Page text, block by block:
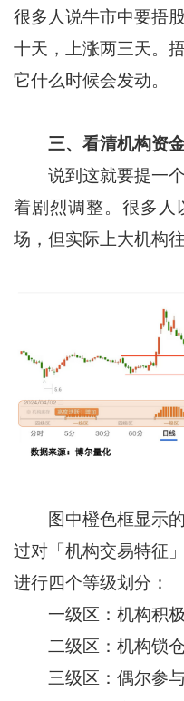
很多人说牛市中要捂
十天，上涨两三天。
它什么时候会发动。
三、看清机构资
说到这就要提一个
着剧烈调整。很多人
场，但实际上大机构
图中橙色框显示的
过对「机构交易特征
进行四个等级划分：
一级区：机构积
二级区：机构锁仓
三级区：偶尔参